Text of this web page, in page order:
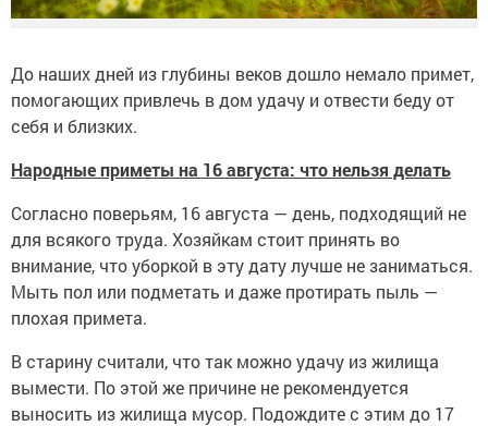
До наших дней из глубины веков дошло немало примет,
помогающих привлечь в дом удачу и отвести беду от
себя и близких.
Народные приметы на 16 августа: что нельзя делать
Согласно поверьям, 16 августа — день, подходящий не
для всякого труда. Хозяйкам стоит принять во
внимание, что уборкой в эту дату лучше не заниматься.
Мыть пол или подметать и даже протирать пыль —
плохая примета.
В старину считали, что так можно удачу из жилища
вымести. По этой же причине не рекомендуется
выносить из жилища мусор. Подождите с этим до 17